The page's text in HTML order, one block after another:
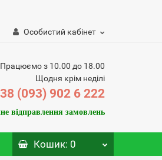
Особистий кабінет
Працюємо з 10.00 до 18.00
Щодня крім неділі
(093) 902 6 222
відправлення замовлень
Кошик: 0